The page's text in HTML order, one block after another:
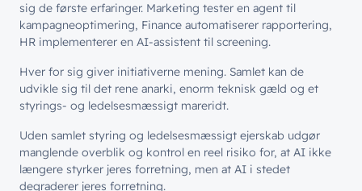
sig de første erfaringer. Marketing tester en agent til
kampagneoptimering, Finance automatiserer rapportering,
HR implementerer en AI-assistent til screening.
Hver for sig giver initiativerne mening. Samlet kan de
udvikle sig til det rene anarki, enorm teknisk gæld og et
styrings- og ledelsesmæssigt mareridt.
Uden samlet styring og ledelsesmæssigt ejerskab udgør
manglende overblik og kontrol en reel risiko for, at AI ikke
længere styrker jeres forretning, men at AI i stedet
degraderer jeres forretning.